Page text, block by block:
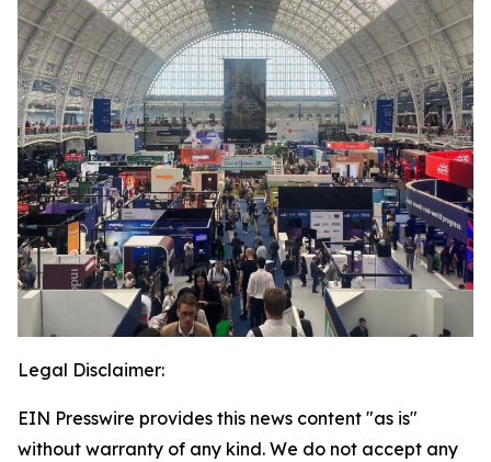
Legal Disclaimer:
EIN Presswire provides this news content "as is"
without warranty of any kind. We do not accept any